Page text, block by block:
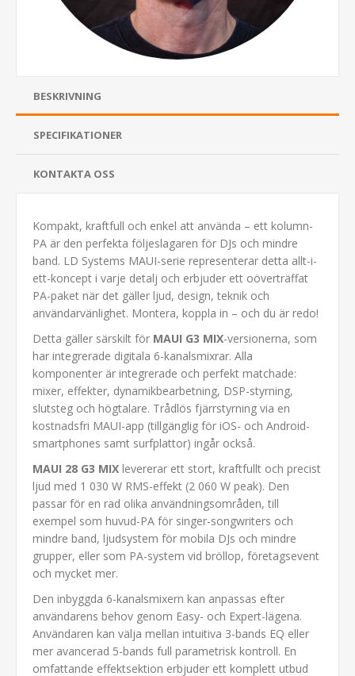
BESKRIVNING
SPECIFIKATIONER
KONTAKTA OSS
Kompakt, kraftfull och enkel att använda – ett kolumn-
PA är den perfekta följeslagaren för DJs och mindre
band. LD Systems MAUI-serie representerar detta allt-i-
ett-koncept i varje detalj och erbjuder ett oöverträffat
PA-paket när det gäller ljud, design, teknik och
användarvänlighet. Montera, koppla in – och du är redo!
Detta gäller särskilt för MAUI G3 MIX-versionerna, som
har integrerade digitala 6-kanalsmixrar. Alla
komponenter är integrerade och perfekt matchade:
mixer, effekter, dynamikbearbetning, DSP-styrning,
slutsteg och högtalare. Trådlös fjärrstyrning via en
kostnadsfri MAUI-app (tillgänglig för iOS- och Android-
smartphones samt surfplattor) ingår också.
MAUI 28 G3 MIX levererar ett stort, kraftfullt och precist
ljud med 1 030 W RMS-effekt (2 060 W peak). Den
passar för en rad olika användningsområden, till
exempel som huvud-PA för singer-songwriters och
mindre band, ljudsystem för mobila DJs och mindre
grupper, eller som PA-system vid bröllop, företagsevent
och mycket mer.
Den inbyggda 6-kanalsmixern kan anpassas efter
användarens behov genom Easy- och Expert-lägena.
Användaren kan välja mellan intuitiva 3-bands EQ eller
mer avancerad 5-bands full parametrisk kontroll. En
omfattande effektsektion erbjuder ett komplett utbud